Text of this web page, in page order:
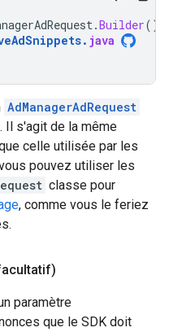
.Builder().
. java
AdManagerAdRequest
Il s'agit de la même
celle utilisée par les
pouvez utiliser les
classe pour
, comme vous le feriez
paramètre
que le SDK doit